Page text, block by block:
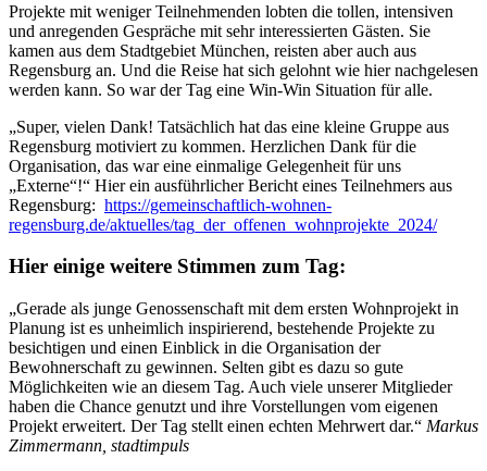
Projekte mit weniger Teilnehmenden lobten die tollen, intensiven
und anregenden Gespräche mit sehr interessierten Gästen. Sie
kamen aus dem Stadtgebiet München, reisten aber auch aus
Regensburg an. Und die Reise hat sich gelohnt wie hier nachgelesen
werden kann. So war der Tag eine Win-Win Situation für alle.
„Super, vielen Dank! Tatsächlich hat das eine kleine Gruppe aus
Regensburg motiviert zu kommen. Herzlichen Dank für die
Organisation, das war eine einmalige Gelegenheit für uns
„Externe“!“ Hier ein ausführlicher Bericht eines Teilnehmers aus
Regensburg: https://gemeinschaftlich-wohnen-
regensburg.de/aktuelles/tag_der_offenen_wohnprojekte_2024/
Hier einige weitere Stimmen zum Tag:
„Gerade als junge Genossenschaft mit dem ersten Wohnprojekt in
Planung ist es unheimlich inspirierend, bestehende Projekte zu
besichtigen und einen Einblick in die Organisation der
Bewohnerschaft zu gewinnen. Selten gibt es dazu so gute
Möglichkeiten wie an diesem Tag. Auch viele unserer Mitglieder
haben die Chance genutzt und ihre Vorstellungen vom eigenen
Projekt erweitert. Der Tag stellt einen echten Mehrwert dar.“ Markus
Zimmermann, stadtimpuls